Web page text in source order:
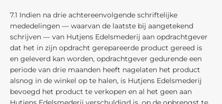
7.1 Indien na drie achtereenvolgende schriftelijke
mededelingen — waarvan de laatste bij aangetekend
schrijven — van Hutjens Edelsmederij aan opdrachtgever
dat het in zijn opdracht gerepareerde product gereed is
en geleverd kan worden, opdrachtgever gedurende een
periode van drie maanden heeft nagelaten het product
alsnog in de winkel op te halen, is Hutjens Edelsmederij
bevoegd het product te verkopen en al het geen aan